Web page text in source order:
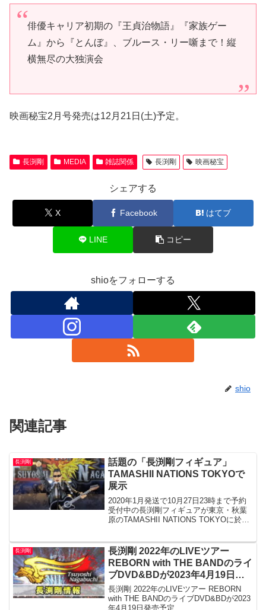
俳優キャリア初期の『王貞治物語』『家族ゲー
ム』から『とんぼ』、ブルース・リー噺まで！縦
横無尽の大独演会
映画秘宝2月号発売は12月21日(土)予定。
長渕剛 MEDIA 雑誌関係 長渕剛 映画秘宝
シェアする
X Facebook はてブ
LINE コピー
shioをフォローする
shio
関連記事
長渕剛
話題の「長渕剛フィギュア」
TAMASHII NATIONS TOKYOで
展示
2020年1月発送で10月27日23時まで予約
受付中の長渕剛フィギュアが東京・秋葉
原のTAMASHII NATIONS TOKYOに於い
渕剛のリアルフィギ...
長渕剛
長渕剛 2022年のLIVEツアー
REBORN with THE BANDのライ
ブDVD&BDが2023年4月19日発
売予定
長渕剛 2022年のLIVEツアー REBORN
with THE BANDのライブDVD&BDが2023
年4月19日発売予定